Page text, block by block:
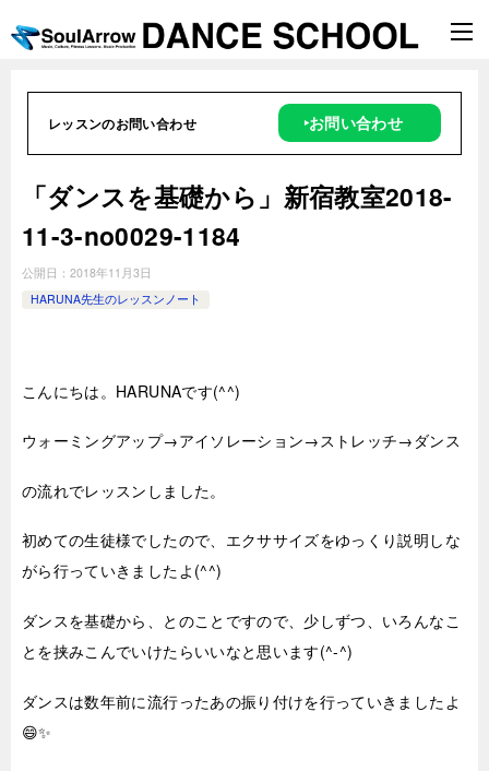
レッスンのお問い合わせ ‣お問い合わせ
「ダンスを基礎から」新宿教室2018-
11-3-no0029-1184
公開日： 2018年11月3日
HARUNA先生のレッスンノート
こんにちは。HARUNAです(^^)
ウォーミングアップ→アイソレーション→ストレッチ→ダンス
の流れでレッスンしました。
初めての生徒様でしたので、エクササイズをゆっくり説明しな
がら行っていきましたよ(^^)
ダンスを基礎から、とのことですので、少しずつ、いろんなこ
とを挟みこんでいけたらいいなと思います(^-^)
ダンスは数年前に流行ったあの振り付けを行っていきましたよ
😄✨